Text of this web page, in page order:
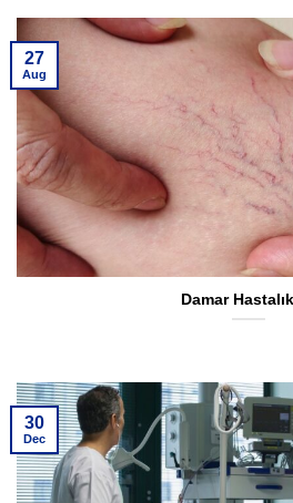
Damar
27
Aug
30
Dec